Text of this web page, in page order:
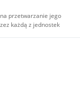
przetwarzanie jego
każdą z jednostek